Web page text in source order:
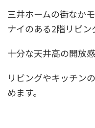
三井ホームの街なか
ナイのある2階リビン
十分な天井高の開放
リビングやキッチン
めます。